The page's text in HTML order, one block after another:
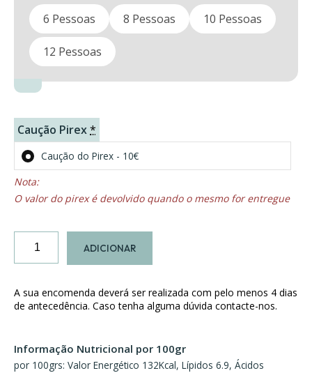
6 Pessoas
8 Pessoas 10 Pessoas
12 Pessoas
Caução Pirex*
Caução do Pirex - 10€
O valor do pirex é devolvido quando o mesmo for entregue
Quantidade
de
Camarão
ADICIONAR
A sua encomenda deverá ser realizada com pelo menos 4 dias
de antecedência. Caso tenha alguma dúvida contacte-nos.
Informação Nutricional por 100gr
por 100grs: Valor Energético 132Kcal, Lípidos 6.9, Ácidos